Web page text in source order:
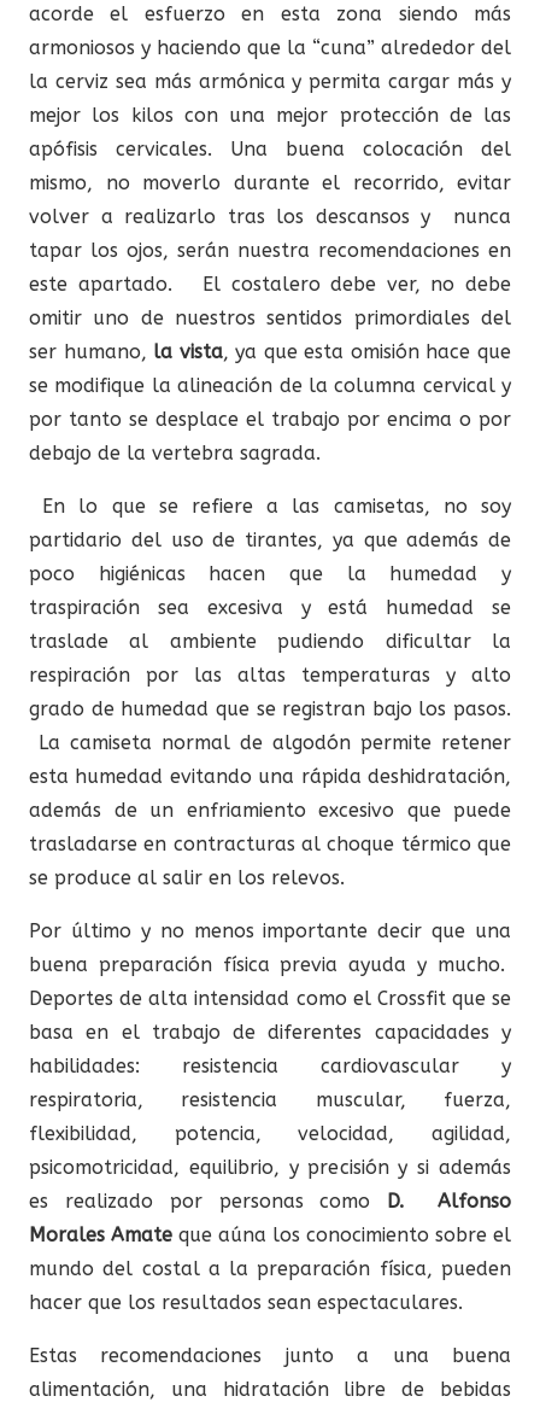
acorde el esfuerzo en esta zona siendo más
armoniosos y haciendo que la “cuna” alrededor del
la cerviz sea más armónica y permita cargar más y
mejor los kilos con una mejor protección de las
apófisis cervicales. Una buena colocación del
mismo, no moverlo durante el recorrido, evitar
volver a realizarlo tras los descansos y nunca
tapar los ojos, serán nuestra recomendaciones en
este apartado. El costalero debe ver, no debe
omitir uno de nuestros sentidos primordiales del
ser humano, la vista, ya que esta omisión hace que
se modifique la alineación de la columna cervical y
por tanto se desplace el trabajo por encima o por
debajo de la vertebra sagrada.
En lo que se refiere a las camisetas, no soy
partidario del uso de tirantes, ya que además de
poco higiénicas hacen que la humedad y
traspiración sea excesiva y está humedad se
traslade al ambiente pudiendo dificultar la
respiración por las altas temperaturas y alto
grado de humedad que se registran bajo los pasos.
La camiseta normal de algodón permite retener
esta humedad evitando una rápida deshidratación,
además de un enfriamiento excesivo que puede
trasladarse en contracturas al choque térmico que
se produce al salir en los relevos.
Por último y no menos importante decir que una
buena preparación física previa ayuda y mucho.
Deportes de alta intensidad como el Crossfit que se
basa en el trabajo de diferentes capacidades y
habilidades: resistencia cardiovascular y
respiratoria, resistencia muscular, fuerza,
flexibilidad, potencia, velocidad, agilidad,
psicomotricidad, equilibrio, y precisión y si además
es realizado por personas como D.Alfonso
Morales Amate que aúna los conocimiento sobre el
mundo del costal a la preparación física, pueden
hacer que los resultados sean espectaculares.
Estas recomendaciones junto a una buena
alimentación, una hidratación libre de bebidas